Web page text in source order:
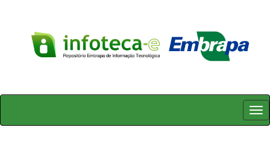
Skip